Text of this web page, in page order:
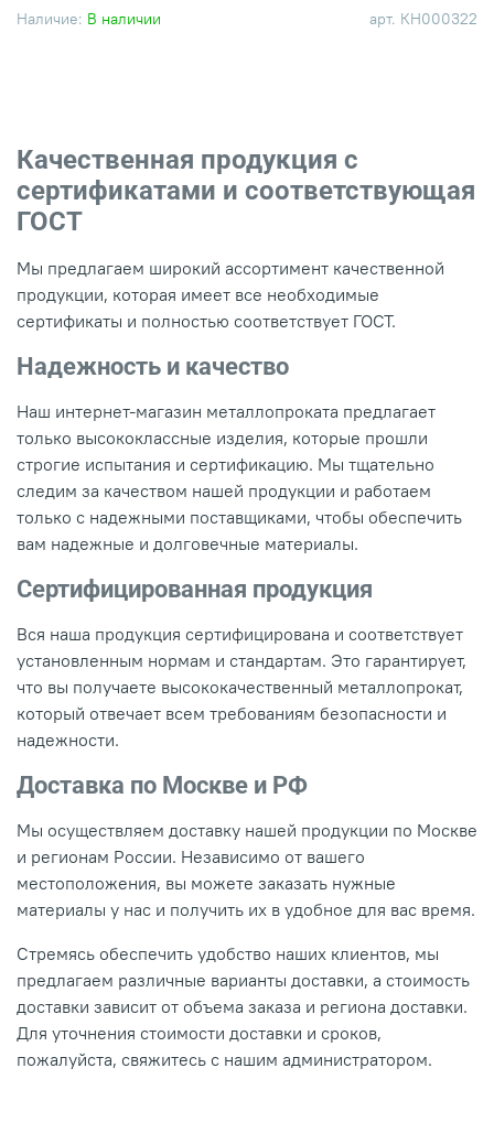
арт. КН000322
Наличие: В наличии
Качественная продукция с
сертификатами и соответствующая
ГОСТ
Мы предлагаем широкий ассортимент качественной
продукции, которая имеет все необходимые
сертификаты и полностью соответствует ГОСТ.
Надежность и качество
Наш интернет-магазин металлопроката предлагает
только высококлассные изделия, которые прошли
строгие испытания и сертификацию. Мы тщательно
следим за качеством нашей продукции и работаем
только с надежными поставщиками, чтобы обеспечить
вам надежные и долговечные материалы.
Сертифицированная продукция
Вся наша продукция сертифицирована и соответствует
установленным нормам и стандартам. Это гарантирует,
что вы получаете высококачественный металлопрокат,
который отвечает всем требованиям безопасности и
надежности.
Доставка по Москве и РФ
Мы осуществляем доставку нашей продукции по Москве
и регионам России. Независимо от вашего
местоположения, вы можете заказать нужные
материалы у нас и получить их в удобное для вас время.
Стремясь обеспечить удобство наших клиентов, мы
предлагаем различные варианты доставки, а стоимость
доставки зависит от объема заказа и региона доставки.
Для уточнения стоимости доставки и сроков,
пожалуйста, свяжитесь с нашим администратором.